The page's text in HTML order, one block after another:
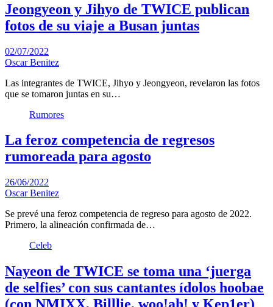
Jeongyeon y Jihyo de TWICE publican
fotos de su viaje a Busan juntas
02/07/2022
Oscar Benitez
Las integrantes de TWICE, Jihyo y Jeongyeon, revelaron las fotos
que se tomaron juntas en su…
Rumores
La feroz competencia de regresos
rumoreada para agosto
26/06/2022
Oscar Benitez
Se prevé una feroz competencia de regreso para agosto de 2022.
Primero, la alineación confirmada de…
Celeb
Nayeon de TWICE se toma una ‘juerga
de selfies’ con sus cantantes ídolos hoobae